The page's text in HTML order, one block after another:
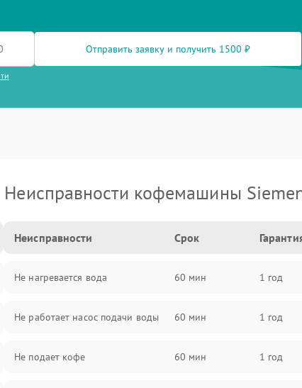
Отправить заявку и получить 1500 ₽
Неисправности кофемашины
Неисправности Срок
Не нагревается вода 60 мин 1 год
Не работает насос подачи воды 60 мин 1 год
Не подает кофе 60 мин 1 год